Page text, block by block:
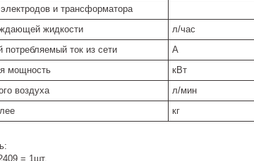
и трансформатора
жидкости
л/час
потребляемый ток из сети
А
мощность
кВт
воздуха
л/мин
кг
= 1шт.